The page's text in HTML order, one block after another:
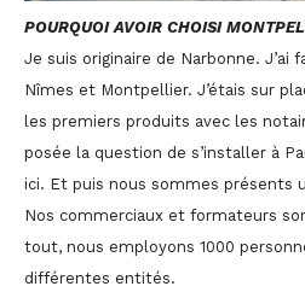
POURQUOI AVOIR CHOISI
Je suis originaire de Narbonne. J’ai
Nîmes et Montpellier. J’étais sur
les premiers produits avec les
posée la question de s’installer à
ici. Et puis nous sommes présents
Nos commerciaux et formateurs
tout, nous employons 1000
différentes entités.